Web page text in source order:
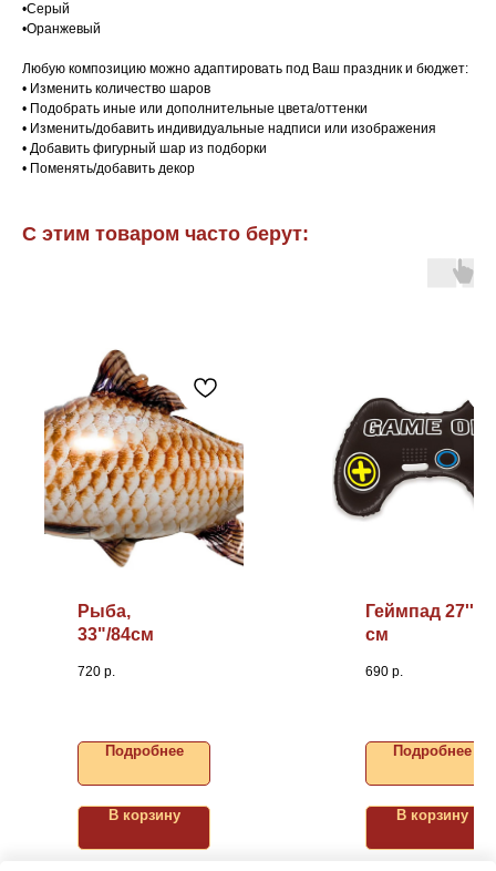
•Серый
•Оранжевый
Любую композицию можно адаптировать под Ваш праздник и бюджет:
• Изменить количество шаров
• Подобрать иные или дополнительные цвета/оттенки
• Изменить/добавить индивидуальные надписи или изображения
• Добавить фигурный шар из подборки
• Поменять/добавить декор
С этим товаром часто берут:
Рыба,
33"/84см
720 р.
Подробнее
В корзину
Геймпад 27''/
см
690 р.
Подробнее
В корзину